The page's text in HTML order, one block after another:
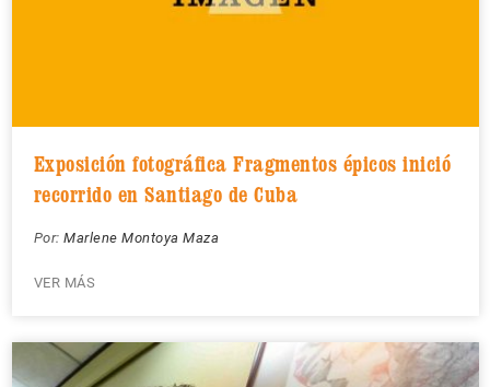
Exposición fotográfica Fragmentos épicos inició
recorrido en Santiago de Cuba
Por: Marlene Montoya Maza
VER MÁS